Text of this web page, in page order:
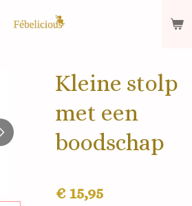
Kleine stolp
met een
boodschap
€ 15,95